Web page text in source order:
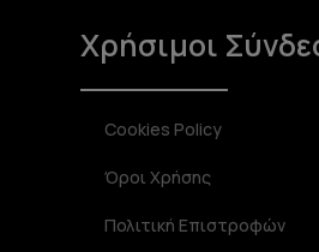
Χρήσιμοι
Cookies Policy
Όροι Χρήσης
Πολιτική Επιστροφών